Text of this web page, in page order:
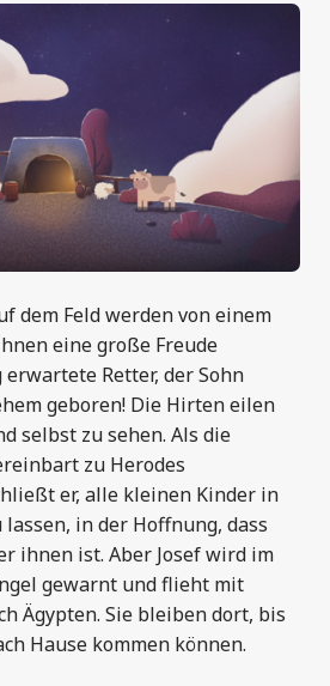
dem Feld werden von einem
eine große Freude
Retter, der Sohn
geboren! Die Hirten eilen
selbst zu sehen. Als die
zu Herodes
er, alle kleinen Kinder in
in der Hoffnung, dass
ihnen ist. Aber Josef wird im
gewarnt und flieht mit
Ägypten. Sie bleiben dort, bis
Hause kommen können.